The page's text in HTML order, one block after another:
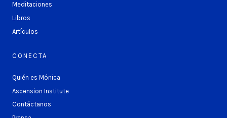
Meditaciones
Libros
Artículos
CONECTA
Quién es Mónica
Ascension Institute
Contáctanos